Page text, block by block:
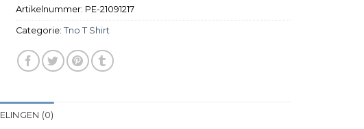
Artikelnummer: PE-21091217
Categorie:Tno T Shirt
(0)